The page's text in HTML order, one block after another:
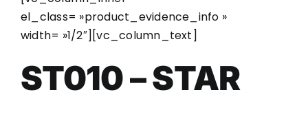
el_class= »product_evidence_info »
width= »1/2″][vc_column_text]
ST010 – STAR